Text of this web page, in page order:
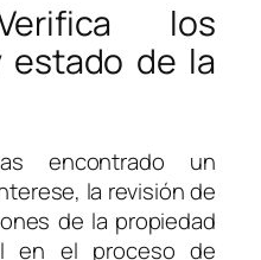
los
estado de la
encontrado un
la revisión de
de la propiedad
en el proceso de